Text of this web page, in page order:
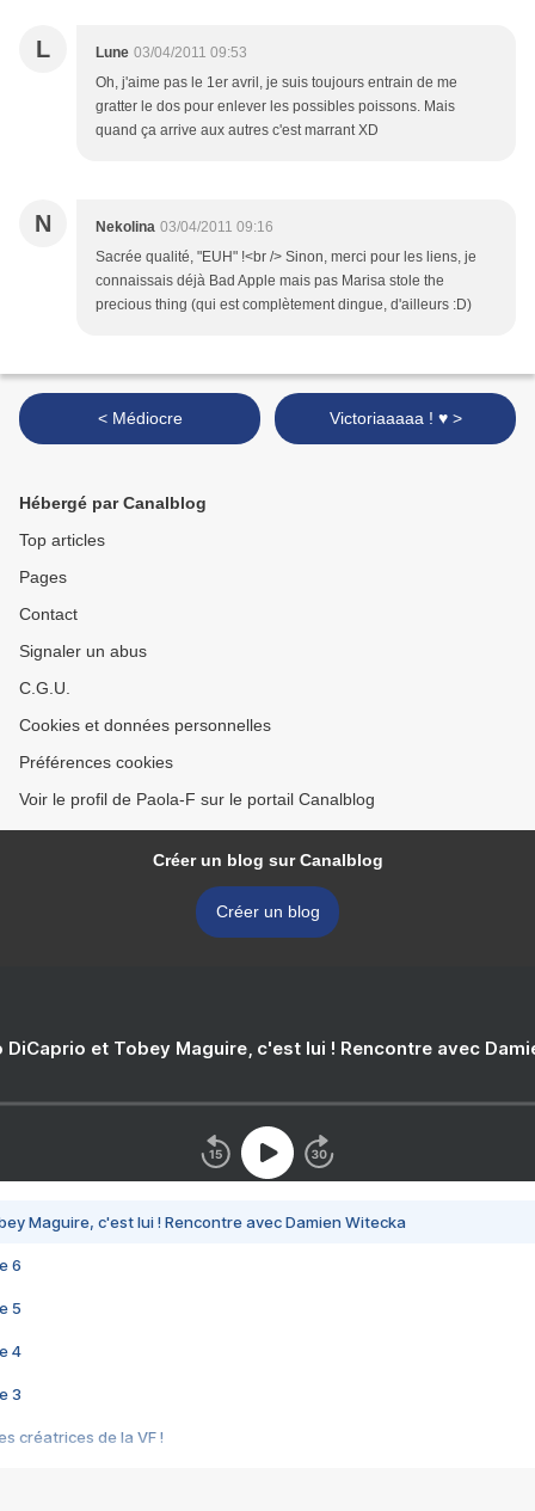
L Lune 03/04/2011 09:53
Oh, j'aime pas le 1er avril, je suis toujours entrain de me
gratter le dos pour enlever les possibles poissons. Mais
quand ça arrive aux autres c'est marrant XD
N Nekolina 03/04/2011 09:16
Sacrée qualité, "EUH" !<br /> Sinon, merci pour les liens, je
connaissais déjà Bad Apple mais pas Marisa stole the
precious thing (qui est complètement dingue, d'ailleurs :D)
< Médiocre Victoriaaaaa ! ♥ >
Hébergé par Canalblog
Top articles
Pages
Contact
Signaler un abus
C.G.U.
Cookies et données personnelles
Préférences cookies
Voir le profil de Paola-F sur le portail Canalblog
Créer un blog sur Canalblog
Créer un blog
DiCaprio et Tobey Maguire, c'est lui ! Rencontre avec
Maguire, c'est lui ! Rencontre avec Damien Witecka
6
5
4
3
créatrices de la VF !